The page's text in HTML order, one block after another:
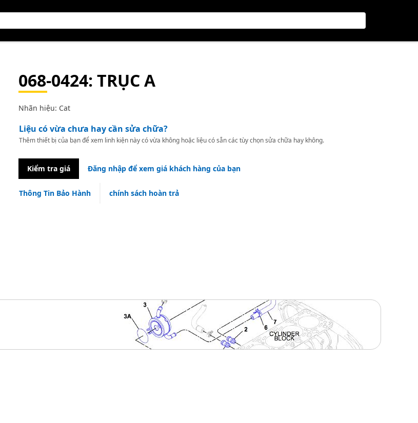
068-0424: TRỤC A
Nhãn hiệu: Cat
Liệu có vừa chưa hay cần sửa chữa?
Thêm thiết bị của bạn để xem linh kiện này có vừa không hoặc liệu có sẵn các tùy chọn sửa chữa hay không.
Kiểm tra giá Đăng nhập để xem giá khách hàng của bạn
Thông Tin Bảo Hành chính sách hoàn trả